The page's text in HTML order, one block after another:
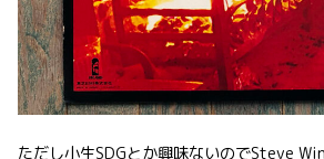
ただし小生SDGとか興味ないのでSteve